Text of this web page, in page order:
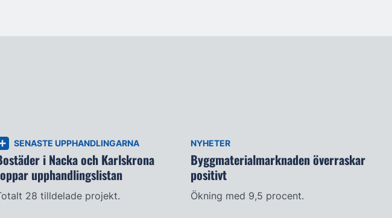
SENASTE UPPHANDLINGARNA
i Nacka och Karlskrona
upphandlingslistan
28 tilldelade projekt.
NYHETER
Byggmaterialmarknaden överraskar
positivt
Ökning med 9,5 procent.